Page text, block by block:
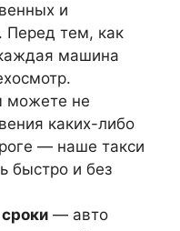
и
Перед тем, как
машина
можете не
каких-либо
— наше такси
быстро и без
— авто